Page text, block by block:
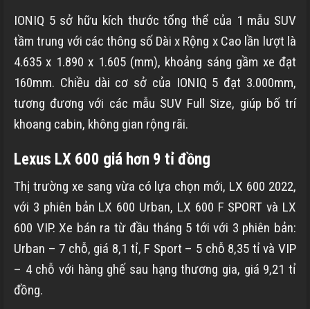
IONIQ 5 sở hữu kích thước tổng thể của 1 mẫu SUV
tầm trung với các thông số Dài x Rộng x Cao lần lượt là
4.635 x 1.890 x 1.605 (mm), khoảng sáng gầm xe đạt
160mm. Chiều dài cơ sở của IONIQ 5 đạt 3.000mm,
tương đương với các mẫu SUV Full Size, giúp bố trí
khoang cabin, không gian rộng rãi.
Lexus LX 600 giá hơn 9 tỉ đồng
Thị trường xe sang vừa có lựa chọn mới, LX 600 2022,
với 3 phiên bản LX 600 Urban, LX 600 F SPORT và LX
600 VIP. Xe bán ra từ đầu tháng 5 tới với 3 phiên bản:
Urban – 7 chỗ, giá 8,1 tỉ, F Sport – 5 chỗ 8,35 tỉ và VIP
– 4 chỗ với hàng ghế sau hạng thương gia, giá 9,21 tỉ
đồng.